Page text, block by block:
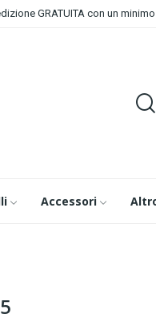
GRATUITA con un
Accessori